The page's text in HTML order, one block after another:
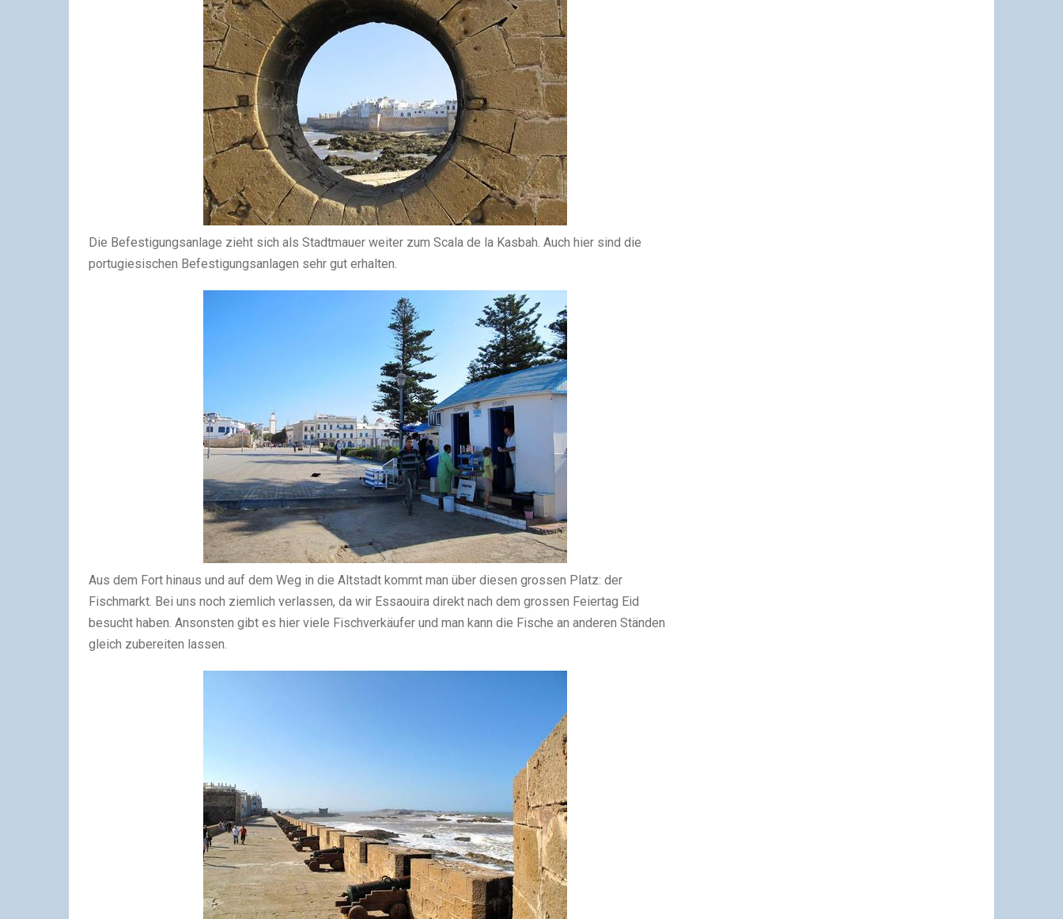
Die Befestigungsanlage zieht sich als Stadtmauer weiter zum Scala de la Kasbah. Auch hier sind die
portugiesischen Befestigungsanlagen sehr gut erhalten.
Aus dem Fort hinaus und auf dem Weg in die Altstadt kommt man über diesen grossen Platz: der
Fischmarkt. Bei uns noch ziemlich verlassen, da wir Essaouira direkt nach dem grossen Feiertag Eid
besucht haben. Ansonsten gibt es hier viele Fischverkäufer und man kann die Fische an anderen Ständen
gleich zubereiten lassen.